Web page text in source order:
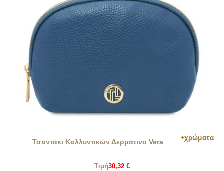
Τσαντάκι Καλλυντικών Δερμάτινο Vera
Τιμή30,32 €